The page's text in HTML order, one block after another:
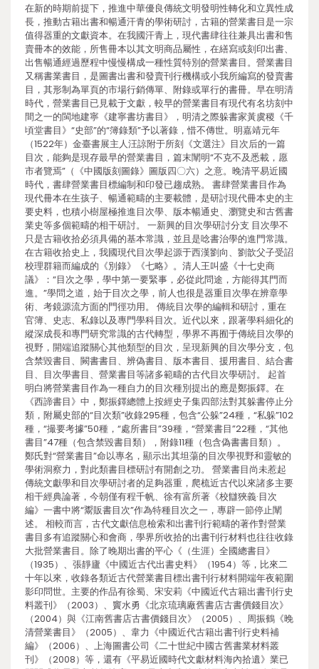
在新的時期前提下，推進中華優良傳統文明發明性轉化和立異性成
長，推動古籍出書和暢通汗青的學術研討，古籍的營業書目是一宗
值得器重的文獻資本。在我國汗青上，現代書肆往往兼具出書和售
賣冊本的效能，所售冊本以其文明商品屬性，在繕寫或刻印出書、
出售暢通經過歷程中慢慢構成一種性質特別的營業書目。營業書目
又稱書業書目，是圖書出書和發賣刊行機構或小我所編寫的發賣書
目，其形制為單頁的市場行銷傳單、附錄或單行的書冊。早在明清
時代，營業書目已見載于文獻，較早的營業書目有現代有名坊刻中
間之一的閩地建寧《建寧書坊書目》，明清之際躲書家黃虞稷《千
頃堂書目》“史部”的“簿錄類”予以著錄，惜不傳世。明嘉靖元年
（1522年）金臺書展主人汪諒附于所刻《文選注》目次后的一篇
目次，能夠是現存最早的營業書目，篇末闡明“不克不及悉載，愿
市者覽焉”（《中國版刻圖錄》圖版四〇六）之意。晚清平易近國
時代，書肆營業書目標編制和印發已趨成熟。 書肆營業書目作為
現代冊本在生孩子、暢通範疇的主要載體，是研討現代冊本史的主
要史料，也積小樹屋極推進目次學、版本暢通史、瀏覽史和古舊書
業史等多個範疇的相干研討。 一新興的目次學研討分支 目次學不
只是古籍收拾必須具備的基本常識，並且是唸書治學的進門常識。
在古籍收拾史上，我國現代目次學起源于西漢劉向、劉歆父子受詔
校理群籍而編成的《別錄》《七略》。清人王叫盛《十七史商
議》：“目次之學，學中第一要緊事，必從此問途，方能得其門而
進。”學問之道，始于目次之學，前人也很是器重目次學在辨章學
術、考鏡源流方面的門徑功用。 傳統目次學的編輯和研討，重在
官簿、史志、私錄以及專門學科目次。近代以來，跟著學科細化的
縱深成長和專門研究常識的古代轉型，學界不再囿于傳統目次學的
視野，開端追蹤關心其他類型的目次，呈現新興的目次學分支，包
含禁毀書目、闕書書目、辨偽書目、版本書目、援用書目、結合書
目、目次學書目、營業書目等諸多範疇的古代目次學研討。 起首
明白將營業書目作為一種自力的目次種別提出的應是鄭振鐸。在
《西諦書目》中，鄭振鐸總體上按經史子集四部法對其躲書停止分
類，附屬史部的“目次類”收錄295種，包含“公躲”24種，“私躲”102
種，“撮要考據”50種，“處所書目”39種，“營業書目”22種，“其他
書目”47種（包含禁毀書目類），附錄11種（包含偽書書目類）。
鄭氏對“營業書目”命以專名，顯示出其坦蕩的目次學視野和靈敏的
學術洞察力，對此類書目標研討有開創之功。 營業書目尚未惹起
傳統文獻學和目次學研討者的足夠器重，爬梳近古代以來諸多主要
相干經典論著，今朝僅有程千帆、徐有富所著《校讎狹義·目次
編》一書中將“鬻販書目次”作為特種目次之一，專辟一節停止闡
述。 相較而言，古代文獻信息檢索和出書刊行範疇的著作對營業
書目多有追蹤關心和會商，學界所收拾的出書刊行材料也往往收錄
大批營業書目。除了晚期出書的平心《（生涯）全國總書目》
（1935）、張靜廬《中國近古代出書史料》（1954）等，比來二
十年以來，收錄各類近古代營業書目標出書刊行材料開端年夜範圍
影印問世。主要的作品有徐蜀、宋安莉《中國近代古籍出書刊行史
料叢刊》（2003）、竇水勇《北京琉璃廠舊書店古書價錢目次》
（2004）與《江南舊書店古書價錢目次》（2005）、周振鶴《晚
清營業書目》（2005）、韋力《中國近代古籍出書刊行史料補
編》（2006）、上海圖書公司《二十世紀中國古舊書業材料叢
刊》（2008）等，還有《平易近國時代文獻材料海內拾遺》業已